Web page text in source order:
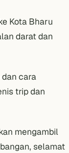
Kota Bharu
darat dan
cara
trip dan
mengambil
selamat